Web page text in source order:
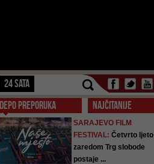
24 SATA
DEPO PREPORUKA NAJČITANIJE
SARAJEVO FILM
FESTIVAL: Četvrto ljeto
zaredom Trg slobode
postaje ...